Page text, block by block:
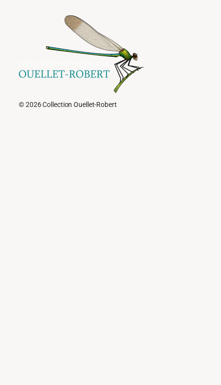
© 2026 Collection Ouellet-Robert